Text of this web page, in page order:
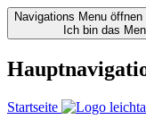
Navigations Menu öffnen
Ich bin das
Startseite